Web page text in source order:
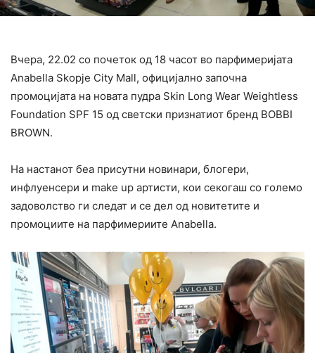
Вчера, 22.02 со почеток од 18 часот во парфимеријата
Anabella Skopje City Mall, официјално започна
промоцијата на новата пудра Skin Long Wear Weightless
Foundation SPF 15 од светски признатиот бренд BOBBI
BROWN.
На настанот беа присутни новинари, блогери,
инфлуенсери и make up артисти, кои секогаш со големо
задоволство ги следат и се дел од новитетите и
промоциите на парфимериите Anabella.